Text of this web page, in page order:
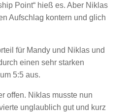
Point“ hieß es. Aber Niklas
Aufschlag kontern und glich
für Mandy und Niklas und
einen sehr starken
5:5 aus.
offen. Niklas musste nun
unglaublich gut und kurz